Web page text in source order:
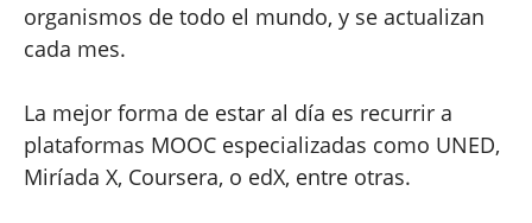
organismos de todo el mundo, y se actualizan
cada mes.
La mejor forma de estar al día es recurrir a
plataformas MOOC especializadas como UNED,
Miríada X, Coursera, o edX, entre otras.